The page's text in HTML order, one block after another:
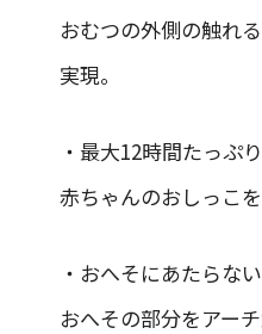
おむつの外側の触れ
実現。
・最大12時間たっぷ
赤ちゃんのおしっこ
・おへそにあたらな
おへその部分をアー